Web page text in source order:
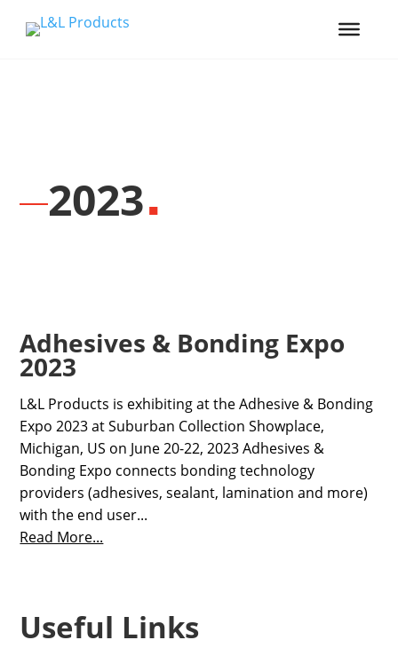
2023
Adhesives & Bonding Expo
2023
L&L Products is exhibiting at the Adhesive & Bonding
Expo 2023 at Suburban Collection Showplace,
Michigan, US on June 20-22, 2023 Adhesives &
Bonding Expo connects bonding technology
providers (adhesives, sealant, lamination and more)
with the end user...
Read More...
Useful Links